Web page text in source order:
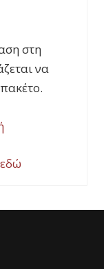
στη
να